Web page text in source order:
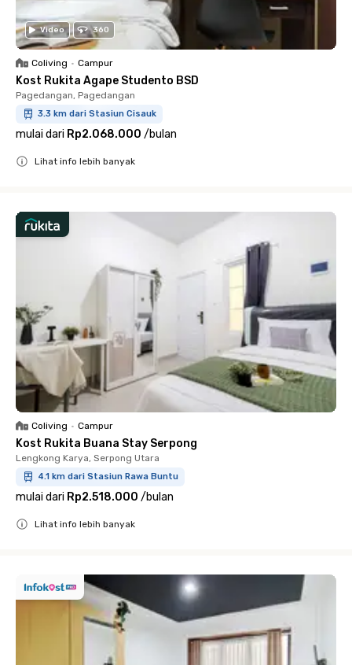
Video 360
Coliving • Campur
Kost Rukita Agape Studento BSD
Pagedangan, Pagedangan
3.3 km dari Stasiun Cisauk
mulai dari Rp2.068.000 /bulan
Lihat info lebih banyak
Coliving • Campur
Kost Rukita Buana Stay Serpong
Lengkong Karya, Serpong Utara
4.1 km dari Stasiun Rawa Buntu
mulai dari Rp2.518.000 /bulan
Lihat info lebih banyak